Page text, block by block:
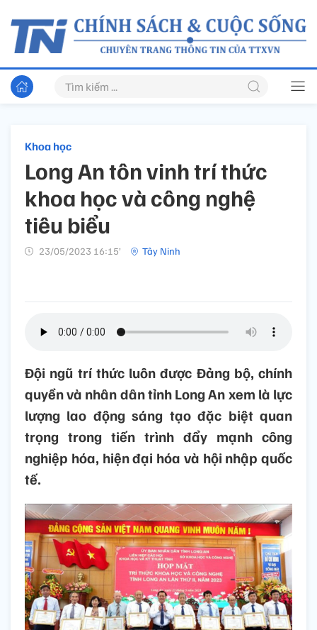
Khoa học
Long An tôn vinh trí thức
khoa học và công nghệ
tiêu biểu
23/05/2023 16:15’ Tây Ninh
Đội ngũ trí thức luôn được Đảng bộ, chính
quyền và nhân dân tỉnh Long An xem là lực
lượng lao động sáng tạo đặc biệt quan
trọng trong tiến trình đẩy mạnh công
nghiệp hóa, hiện đại hóa và hội nhập quốc
tế.